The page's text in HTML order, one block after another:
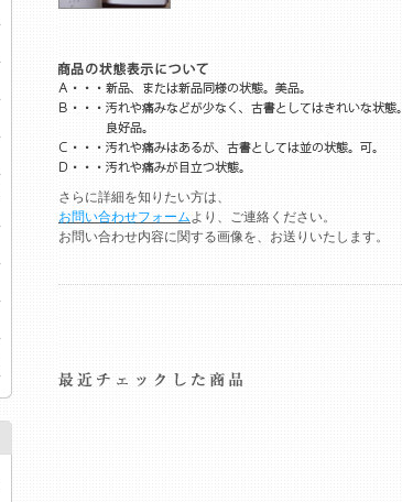
さらに詳細を知りたい方は、
お問い合わせフォームより、ご連絡ください。
お問い合わせ内容に関する画像を、お送りいたします。